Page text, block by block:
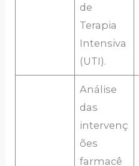
de
Terapia
Intensiva
(UTI).
Análise
das
intervenç
ões
farmacê